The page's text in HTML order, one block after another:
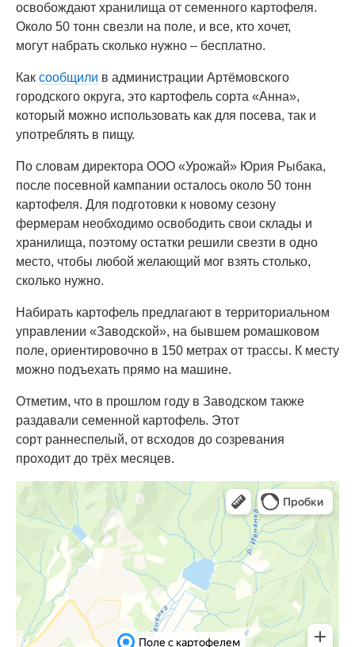
освобождают хранилища от семенного картофеля.
Около 50 тонн свезли на поле, и все, кто хочет,
могут набрать сколько нужно – бесплатно.
Как сообщили в администрации Артёмовского
городского округа, это картофель сорта «Анна»,
который можно использовать как для посева, так и
употреблять в пищу.
По словам директора ООО «Урожай» Юрия Рыбака,
после посевной кампании осталось около 50 тонн
картофеля. Для подготовки к новому сезону
фермерам необходимо освободить свои склады и
хранилища, поэтому остатки решили свезти в одно
место, чтобы любой желающий мог взять столько,
сколько нужно.
Набирать картофель предлагают в территориальном
управлении «Заводской», на бывшем ромашковом
поле, ориентировочно в 150 метрах от трассы. К месту
можно подъехать прямо на машине.
Отметим, что в прошлом году в Заводском также
раздавали семенной картофель. Этот
сорт раннеспелый, от всходов до созревания
проходит до трёх месяцев.